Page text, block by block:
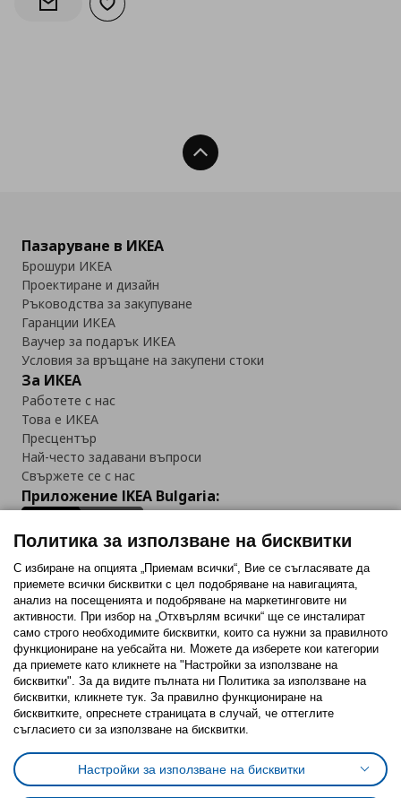
Информирай ме за наличност
Добави към списъка с любими
Нагоре
Пазаруване в ИКЕА
Брошури ИКЕА
Проектиране и дизайн
Ръководства за закупуване
Гаранции ИКЕА
Ваучер за подарък ИКЕА
Условия за връщане на закупени стоки
За ИКЕА
Работете с нас
Това е ИКЕА
Пресцентър
Най-често задавани въпроси
Свържете се с нас
Приложение IKEA Bulgaria:
Последвайте ни:
FacebookTwitterYoutubePinterestInstagram
Политика за използване на бисквитки (Cookies)
Избор на настройки за използване на бисквитки
Условия за ползване на ikea.bgОбща политика за личните данни
Политика за защита на личните данни на ikea.bg
Политика за използване на бисквитки
С избиране на опцията „Приемам всички“, Вие се съгласявате да
приемете всички бисквитки с цел подобряване на навигацията,
анализ на посещенията и подобряване на маркетинговите ни
активности. При избор на „Отхвърлям всички“ ще се инсталират
само строго необходимитe бисквитки, които са нужни за правилното
функциониране на уебсайта ни. Можете да изберете кои категории
да приемете като кликнете на "Настройки за използване на
бисквитки". За да видите пълната ни Политика за използване на
бисквитки, кликнете тук. За правилно функциониране на
бисквитките, опреснете страницата в случай, че оттеглите
съгласието си за използване на бисквитки.
Настройки за използване на бисквитки